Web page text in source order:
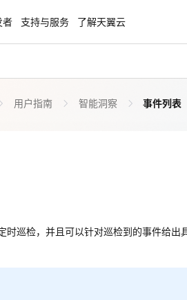
聚力AI赋能 天翼云大模型
“一云多芯、一云多态”,国产
者 支持与服务 了解天翼云
用户指南 智能洞察 事件列表
时巡检，并且可以针对巡检到的事件给出
洞察
时巡检，并且可以针对巡检到的事件给出